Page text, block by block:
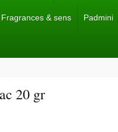
Fragrances & sens Padmini
20 gr